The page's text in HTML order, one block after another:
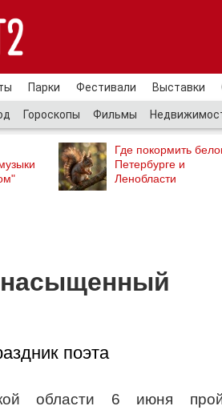
Парки Фестивали Выставки
Гороскопы Фильмы
Где покормить
Петербурге и
Ленобласти
насыщенный
поэта
области 6 июня